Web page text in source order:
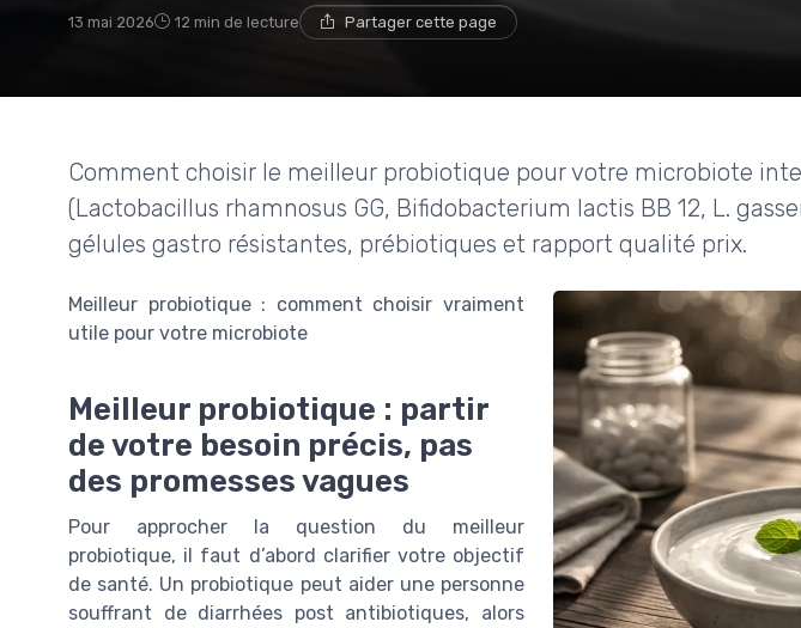
13 mai 2026 12 min de lecture Partager cette page
Comment choisir le meilleur probiotique pour votre microbiote
(Lactobacillus rhamnosus GG, Bifidobacterium lactis BB 12, L.
gélules gastro résistantes, prébiotiques et rapport qualité prix.
Meilleur probiotique : comment choisir vraiment
utile pour votre microbiote
Meilleur probiotique : partir
de votre besoin précis, pas
des promesses vagues
Pour approcher la question du meilleur
probiotique, il faut d’abord clarifier votre objectif
de santé. Un probiotique peut aider une personne
souffrant de diarrhées post antibiotiques, alors